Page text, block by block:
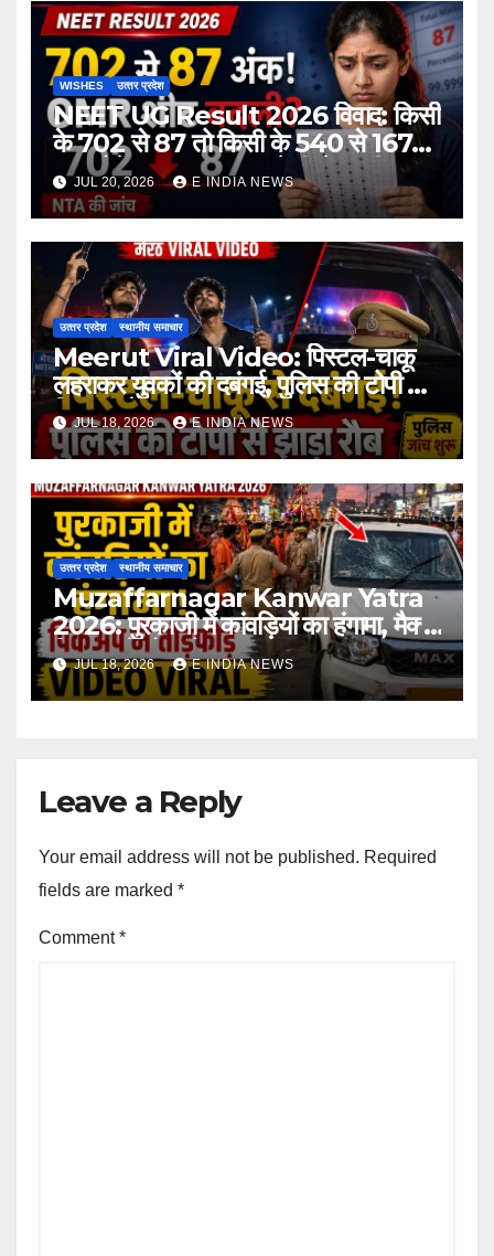
WISHES उत्‍तर प्रदेश
NEET UG Result 2026 विवाद: किसी
के 702 से 87 तो किसी के 540 से 167
अंक होने का दावा, NTA ने दी चेतावनी
JUL 20, 2026 E INDIA NEWS
उत्‍तर प्रदेश स्थानीय समाचार
Meerut Viral Video: पिस्टल-चाकू
लहराकर युवकों की दबंगई, पुलिस की टोपी से
दिखाया रौब
JUL 18, 2026 E INDIA NEWS
उत्‍तर प्रदेश स्थानीय समाचार
Muzaffarnagar Kanwar Yatra
2026: पुरकाजी में कांवड़ियों का हंगामा, मैक्स
पिकअप में तोड़फोड़
JUL 18, 2026 E INDIA NEWS
Leave a Reply
Your email address will not be published. Required
fields are marked *
Comment*